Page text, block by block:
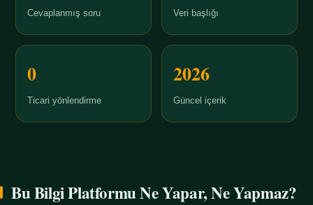
Cevaplanmış soru Veri başlığı
0
Ticari yönlendirme
2026
Güncel içerik
Bu Bilgi Platformu Ne Yapar, Ne Yapmaz?